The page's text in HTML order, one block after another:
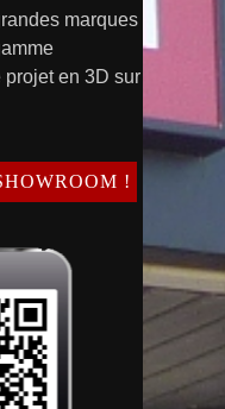
marques
projet en 3D sur
!